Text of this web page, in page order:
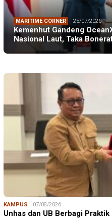
MARITIME CORNER 25/07/2026
Kemenhut Gandeng
Nasional Laut, Taka
KAMPUS 07/08/2026
Unhas dan UB Berbagi Praktik